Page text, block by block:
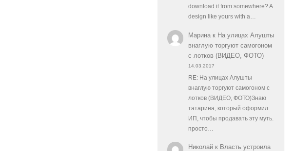
download it from somewhere? A
design like yours with a…
Маринак На улицах Алушты
внаглую торгуют самогоном
с лотков (ВИДЕО, ФОТО)
14.03.2017
RE: На улицах Алушты
внаглую торгуют самогоном с
лотков (ВИДЕО, ФОТО)Знаю
татарина, который оформил
ИП, чтобы продавать эту муть.
просто…
Николайк Власть устроила